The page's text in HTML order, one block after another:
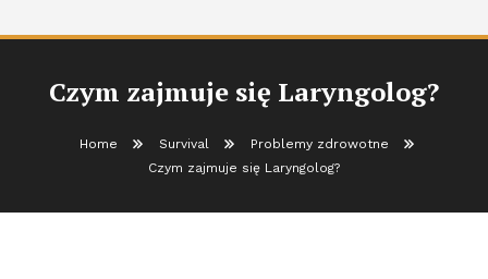
Czym zajmuje się Laryngolog?
Home Survival
Problemy zdrowotne
Czym zajmuje się Laryngolog?